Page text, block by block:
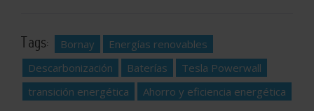
Tags: Bornay
Energías renovables
Descarbonización
Baterías
Tesla Powerwall
transición energética
Ahorro y eficiencia energética